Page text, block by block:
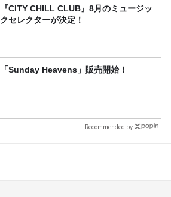
『CITY CHILL CLUB』8月のミュージッ
クセレクターが決定！
「Sunday Heavens」販売開始！
Recommended by